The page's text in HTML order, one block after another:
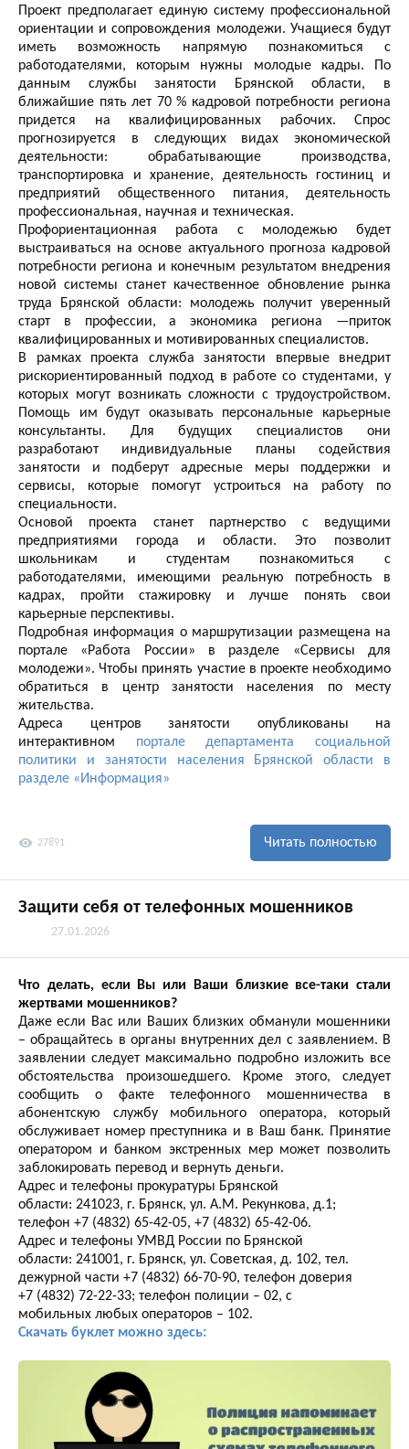
Проект предполагает единую систему профессиональной
ориентации и сопровождения молодежи. Учащиеся будут
иметь возможность напрямую познакомиться с
работодателями, которым нужны молодые кадры. По
данным службы занятости Брянской области, в
ближайшие пять лет 70 % кадровой потребности региона
придется на квалифицированных рабочих. Спрос
прогнозируется в следующих видах экономической
деятельности: обрабатывающие производства,
транспортировка и хранение, деятельность гостиниц и
предприятий общественного питания, деятельность
профессиональная, научная и техническая.
Профориентационная работа с молодежью будет
выстраиваться на основе актуального прогноза кадровой
потребности региона и конечным результатом внедрения
новой системы станет качественное обновление рынка
труда Брянской области: молодежь получит уверенный
старт в профессии, а экономика региона —приток
квалифицированных и мотивированных специалистов.
В рамках проекта служба занятости впервые внедрит
рискориентированный подход в работе со студентами, у
которых могут возникать сложности с трудоустройством.
Помощь им будут оказывать персональные карьерные
консультанты. Для будущих специалистов они
разработают индивидуальные планы содействия
занятости и подберут адресные меры поддержки и
сервисы, которые помогут устроиться на работу по
специальности.
Основой проекта станет партнерство с ведущими
предприятиями города и области. Это позволит
школьникам и студентам познакомиться с
работодателями, имеющими реальную потребность в
кадрах, пройти стажировку и лучше понять свои
карьерные перспективы.
Подробная информация о маршрутизации размещена на
портале «Работа России» в разделе «Сервисы для
молодежи». Чтобы принять участие в проекте необходимо
обратиться в центр занятости населения по месту
жительства.
Адреса центров занятости опубликованы на
интерактивном портале департамента социальной
политики и занятости населения Брянской области в
разделе «Информация»
visibility 27891 Читать полностью
Защити себя от телефонных мошенников
27.01.2026
Что делать, если Вы или Ваши близкие все-таки стали
жертвами мошенников?
Даже если Вас или Ваших близких обманули мошенники
– обращайтесь в органы внутренних дел с заявлением. В
заявлении следует максимально подробно изложить все
обстоятельства произошедшего. Кроме этого, следует
сообщить о факте телефонного мошенничества в
абонентскую службу мобильного оператора, который
обслуживает номер преступника и в Ваш банк. Принятие
оператором и банком экстренных мер может позволить
заблокировать перевод и вернуть деньги.
Адрес и телефоны прокуратуры Брянской
области: 241023, г. Брянск, ул. А.М. Рекункова, д.1;
телефон +7 (4832) 65-42-05, +7 (4832) 65-42-06.
Адрес и телефоны УМВД России по Брянской
области: 241001, г. Брянск, ул. Советская, д. 102, тел.
дежурной части +7 (4832) 66-70-90, телефон доверия
+7 (4832) 72-22-33; телефон полиции – 02, с
мобильных любых операторов – 102.
Скачать буклет можно здесь: